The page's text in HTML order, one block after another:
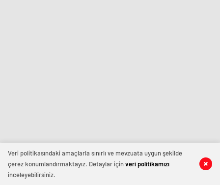
Veri politikasındaki amaçlarla sınırlı ve mevzuata uygun şekilde
çerez konumlandırmaktayız. Detaylar içinveri politikamızı
inceleyebilirsiniz.